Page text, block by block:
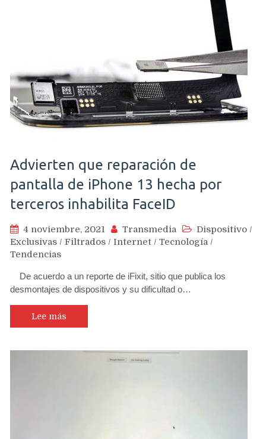
Advierten que reparación de
pantalla de iPhone 13 hecha por
terceros inhabilita FaceID
4 noviembre, 2021 Transmedia Dispositivo /
Exclusivas / Filtrados / Internet / Tecnología /
Tendencias
De acuerdo a un reporte de iFixit, sitio que publica los
desmontajes de dispositivos y su dificultad o…
Lee más